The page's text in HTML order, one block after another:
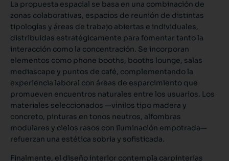
La propuesta espacial se basa en una combinación de
zonas colaborativas, espacios de reunión de distintas
tipologías y áreas de trabajo abiertas e individuales,
distribuidas estratégicamente para fomentar tanto la
interacción como la concentración. Se incorporan
elementos como phone booths, booths lounge, salas
mediascape y puntos de café, complementando la
experiencia laboral con áreas de esparcimiento que
promueven encuentros naturales entre los usuarios. Los
materiales seleccionados —vinilos tipo madera y
concreto, pinturas en tonos neutros, alfombras
modulares y cielos rasos con iluminación empotrada—
refuerzan una estética sobria y sofisticada.
Finalmente, el diseño interior contempla carpinterías